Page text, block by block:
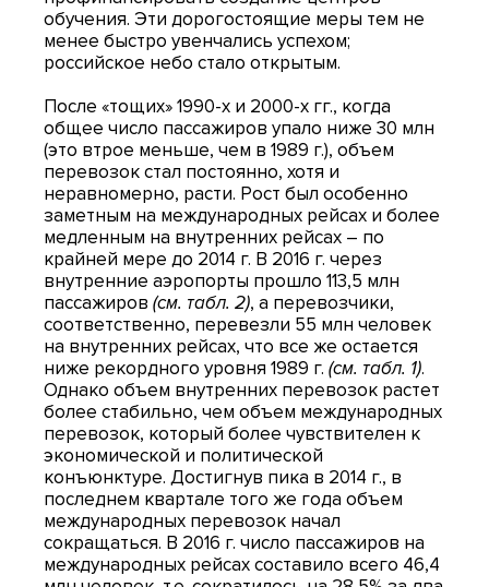
обучения. Эти дорогостоящие меры тем не
менее быстро увенчались успехом;
российское небо стало открытым.
После «тощих» 1990-х и 2000-х гг., когда
общее число пассажиров упало ниже 30 млн
(это втрое меньше, чем в 1989 г.), объем
перевозок стал постоянно, хотя и
неравномерно, расти. Рост был особенно
заметным на международных рейсах и более
медленным на внутренних рейсах – по
крайней мере до 2014 г. В 2016 г. через
внутренние аэропорты прошло 113,5 млн
пассажиров (см. табл. 2), а перевозчики,
соответственно, перевезли 55 млн человек
на внутренних рейсах, что все же остается
ниже рекордного уровня 1989 г. (см. табл. 1).
Однако объем внутренних перевозок растет
более стабильно, чем объем международных
перевозок, который более чувствителен к
экономической и политической
конъюнктуре. Достигнув пика в 2014 г., в
последнем квартале того же года объем
международных перевозок начал
сокращаться. В 2016 г. число пассажиров на
международных рейсах составило всего 46,4